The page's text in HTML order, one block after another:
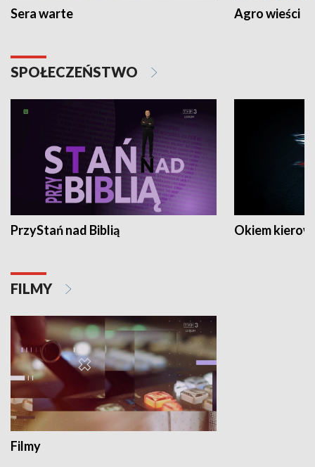
Sera warte Agro wieści
SPOŁECZEŃSTWO
PrzyStań nad Biblią Okiem
FILMY
Filmy